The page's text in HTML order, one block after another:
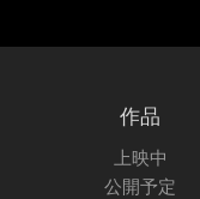
作品
上映中
公開予定